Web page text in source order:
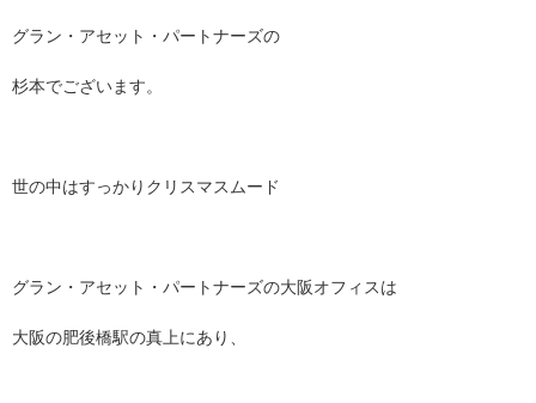
グラン・アセット・パートナーズの
杉本でございます。
世の中はすっかりクリスマスムード
グラン・アセット・パートナーズの大阪オフィスは
大阪の肥後橋駅の真上にあり、